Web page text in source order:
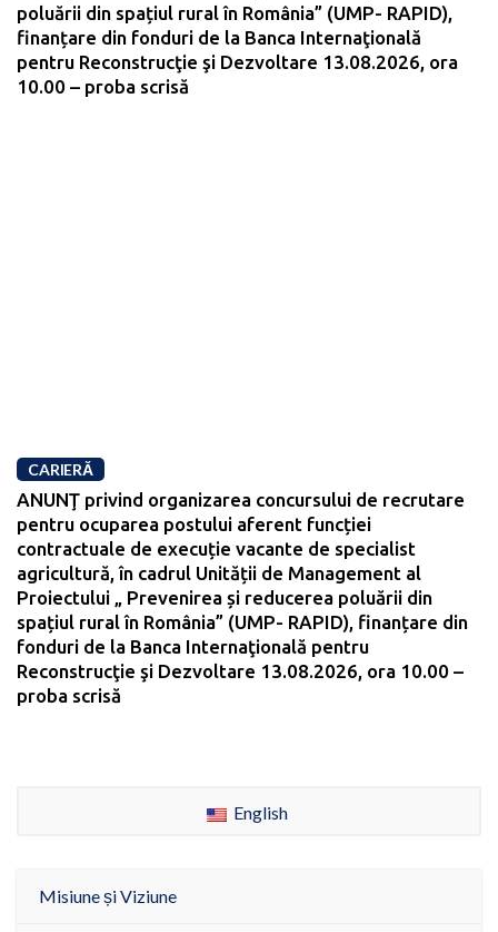
poluării din spațiul rural în România” (UMP- RAPID),
finanțare din fonduri de la Banca Internaţională
pentru Reconstrucţie şi Dezvoltare 13.08.2026, ora
10.00 – proba scrisă
CARIERĂ
ANUNŢ privind organizarea concursului de recrutare
pentru ocuparea postului aferent funcției
contractuale de execuție vacante de specialist
agricultură, în cadrul Unității de Management al
Proiectului „ Prevenirea și reducerea poluării din
spațiul rural în România” (UMP- RAPID), finanțare din
fonduri de la Banca Internaţională pentru
Reconstrucţie şi Dezvoltare 13.08.2026, ora 10.00 –
proba scrisă
English
Misiune și Viziune